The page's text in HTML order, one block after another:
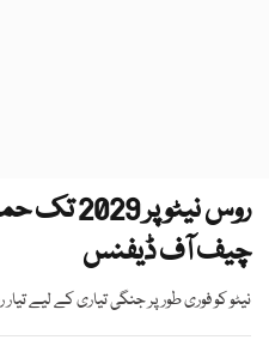
روس نیٹو
چیف آف ڈیفنس
نیٹو کو فوری طور پر جنگی تیاری کے لیے تیار